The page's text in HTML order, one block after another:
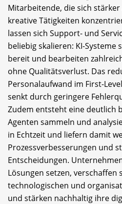
Mitarbeitende, die sich
kreative Tätigkeiten
lassen sich Support- und
beliebig skalieren: KI-
bereit und bearbeiten
ohne Qualitätsverlust. Das
Personalaufwand im First-
senkt durch geringere
Zudem entsteht eine deutlich
Agenten sammeln und
in Echtzeit und liefern damit
Prozessverbesserungen und
Entscheidungen.
Lösungen setzen, verschaffen
technologischen und
und stärken nachhaltig ihre